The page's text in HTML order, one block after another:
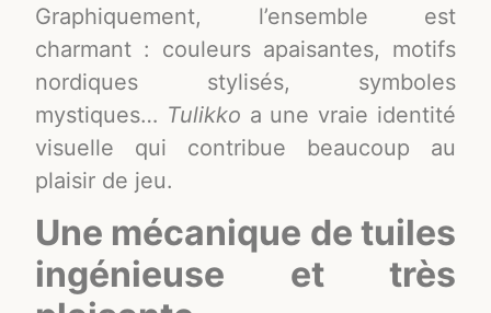
Graphiquement, l’ensemble est
charmant : couleurs apaisantes, motifs
nordiques stylisés, symboles
mystiques… Tulikko a une vraie identité
visuelle qui contribue beaucoup au
plaisir de jeu.
Une mécanique de tuiles
ingénieuse et très